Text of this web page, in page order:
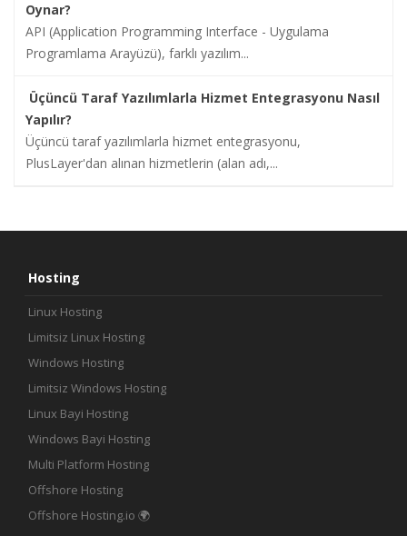
Sunucu
Hizmetleri
Hizmetler
Kurumsal
Oynar?
API (Application Programming Interface - Uygulama
Programlama Arayüzü), farklı yazılım...
Üçüncü Taraf Yazılımlarla Hizmet Entegrasyonu Nasıl
Yapılır?
Üçüncü taraf yazılımlarla hizmet entegrasyonu,
PlusLayer'dan alınan hizmetlerin (alan adı,...
Hosting
Linux Hosting
Limitsiz Linux Hosting
Windows Hosting
Limitsiz Windows Hosting
Linux Bayi Hosting
Windows Bayi Hosting
Multi Platform Hosting
Offshore Hosting
Offshore Hosting.io 🌍